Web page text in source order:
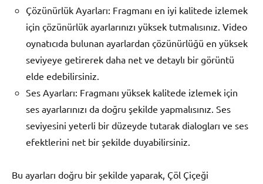
Çözünürlük Ayarları: Fragmanı en iyi kalitede izlemek
için çözünürlük ayarlarınızı yüksek tutmalısınız. Video
oynatıcıda bulunan ayarlardan çözünürlüğü en yüksek
seviyeye getirerek daha net ve detaylı bir görüntü
elde edebilirsiniz.
Ses Ayarları: Fragmanı yüksek kalitede izlemek için
ses ayarlarınızı da doğru şekilde yapmalısınız. Ses
seviyesini yeterli bir düzeyde tutarak dialogları ve ses
efektlerini net bir şekilde duyabilirsiniz.
Bu ayarları doğru bir şekilde yaparak, Çöl Çiçeği